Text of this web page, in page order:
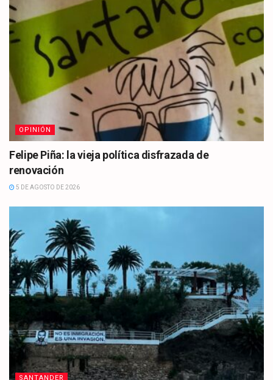
OPINIÓN
Felipe Piña: la vieja política disfrazada de
renovación
5 DE AGOSTO DE 2026
SANTANDER